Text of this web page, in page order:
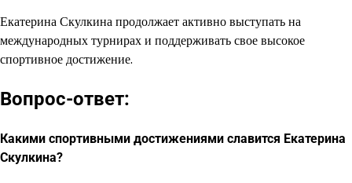
Екатерина Скулкина продолжает активно выступать на
международных турнирах и поддерживать свое высокое
спортивное достижение.
Вопрос-ответ:
Какими спортивными достижениями славится Екатерина
Скулкина?